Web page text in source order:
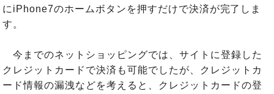
にiPhone7のホームボタンを押すだけで決済が完了しま
す。
今までのネットショッピングでは、サイトに登録した
クレジットカードで決済も可能でしたが、クレジットカ
ード情報の漏洩などを考えると、クレジットカードの登